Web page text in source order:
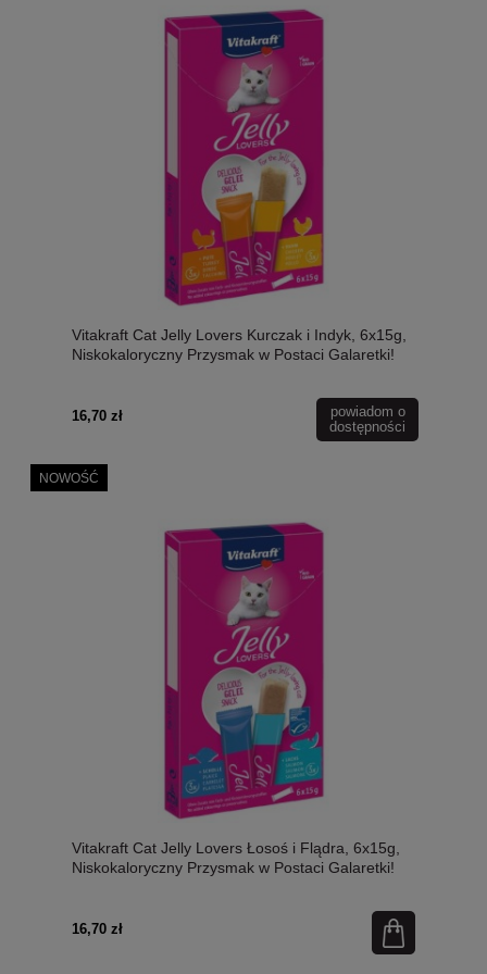
Vitakraft Cat Jelly Lovers Kurczak i Indyk, 6x15g,
Niskokaloryczny Przysmak w Postaci Galaretki!
16,70 zł
powiadom o
dostępności
Vitakraft Cat Jelly Lovers Łosoś i Flądra, 6x15g,
Niskokaloryczny Przysmak w Postaci Galaretki!
16,70 zł
NOWOŚĆ